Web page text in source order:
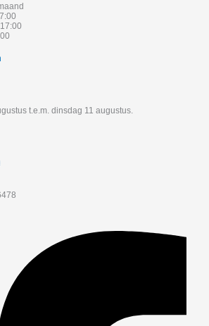
t.e.m. dinsdag 11 augustus.